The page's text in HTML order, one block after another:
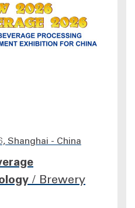
Shanghai - China
/ Brewery